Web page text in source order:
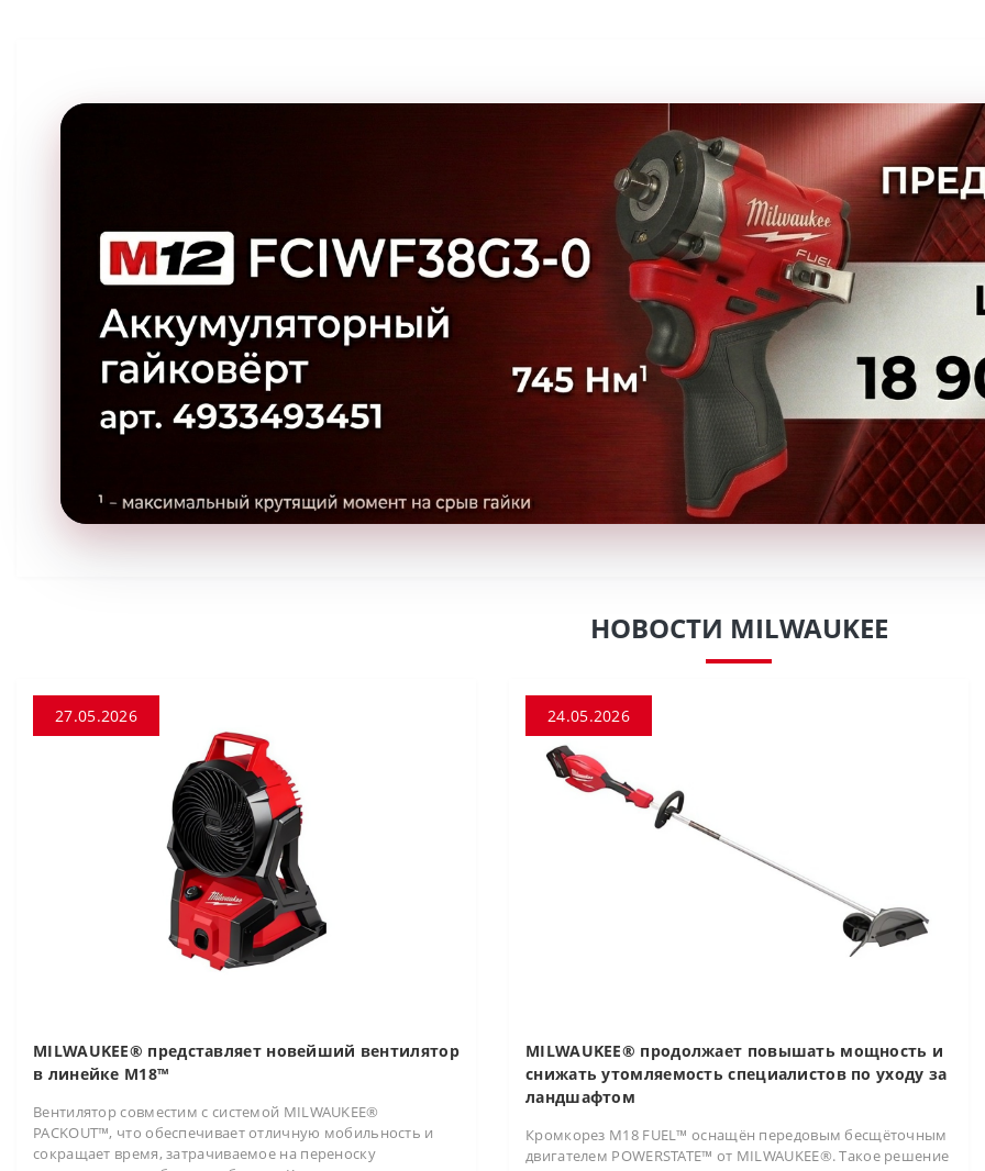
НОВОСТИ MILWAUKEE
27.05.2026
MILWAUKEE® представляет новейший вентилятор
в линейке M18™
Вентилятор совместим с системой MILWAUKEE®
PACKOUT™, что обеспечивает отличную мобильность и
сокращает время, затрачиваемое на переноску
24.05.2026
MILWAUKEE® продолжает повышать мощность и
снижать утомляемость специалистов по уходу за
ландшафтом
Кромкорез M18 FUEL™ оснащён передовым бесщёточным
двигателем POWERSTATE™ от MILWAUKEE®. Такое решение